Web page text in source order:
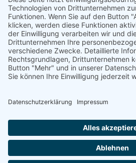
Desktop-